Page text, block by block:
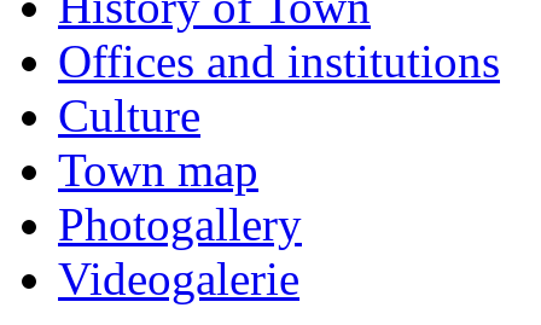
Offices and institutions
Culture
Town map
Photogallery
Videogalerie